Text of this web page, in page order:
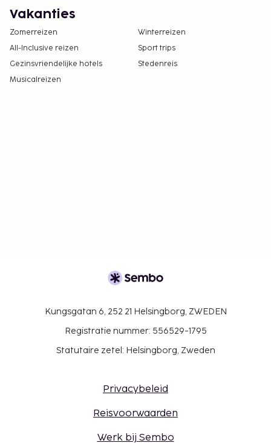
Vakanties
Zomerreizen
Winterreizen
All-Inclusive reizen
Sport trips
Gezinsvriendelijke hotels
Stedenreis
Musicalreizen
Kungsgatan 6, 252 21 Helsingborg, ZWEDEN
Registratie nummer: 556529-1795
Statutaire zetel: Helsingborg, Zweden
Privacybeleid
Reisvoorwaarden
Werk bij Sembo